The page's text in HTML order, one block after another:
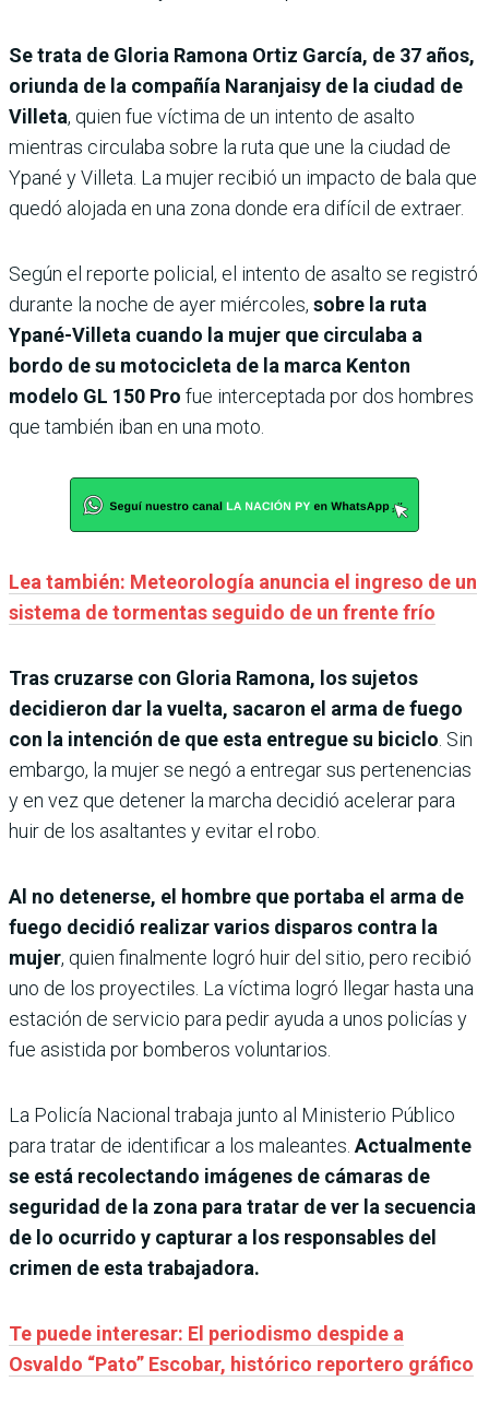
Se trata de Gloria Ramona Ortiz García, de 37 años,
oriunda de la compañía Naranjaisy de la ciudad de
Villeta, quien fue víctima de un intento de asalto
mientras circulaba sobre la ruta que une la ciudad de
Ypané y Villeta. La mujer recibió un impacto de bala que
quedó alojada en una zona donde era difícil de extraer.
Según el reporte policial, el intento de asalto se registró
durante la noche de ayer miércoles, sobre la ruta
Ypané-Villeta cuando la mujer que circulaba a
bordo de su motocicleta de la marca Kenton
modelo GL 150 Pro fue interceptada por dos hombres
que también iban en una moto.
Lea también: Meteorología anuncia el ingreso de un
sistema de tormentas seguido de un frente frío
Tras cruzarse con Gloria Ramona, los sujetos
decidieron dar la vuelta, sacaron el arma de fuego
con la intención de que esta entregue su biciclo . Sin
embargo, la mujer se negó a entregar sus pertenencias
y en vez que detener la marcha decidió acelerar para
huir de los asaltantes y evitar el robo.
Al no detenerse, el hombre que portaba el arma de
fuego decidió realizar varios disparos contra la
mujer, quien finalmente logró huir del sitio, pero recibió
uno de los proyectiles. La víctima logró llegar hasta una
estación de servicio para pedir ayuda a unos policías y
fue asistida por bomberos voluntarios.
La Policía Nacional trabaja junto al Ministerio Público
para tratar de identificar a los maleantes. Actualmente
se está recolectando imágenes de cámaras de
seguridad de la zona para tratar de ver la secuencia
de lo ocurrido y capturar a los responsables del
crimen de esta trabajadora.
Te puede interesar: El periodismo despide a
Osvaldo “Pato” Escobar, histórico reportero gráfico